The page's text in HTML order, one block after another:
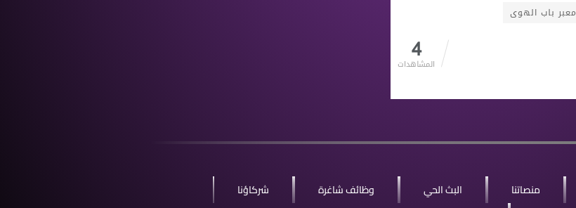
معبر باب الهوى
4
المشاهدات
منصاتنا البث الحي وظائف شاغرة
شركاؤنا